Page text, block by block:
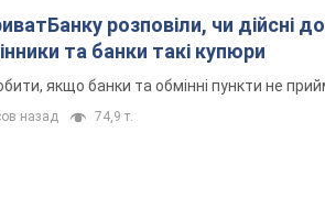
розповіли, чи дійсні
та банки такі купюри
якщо банки та обмінні пункти не
назад 74,9 т.